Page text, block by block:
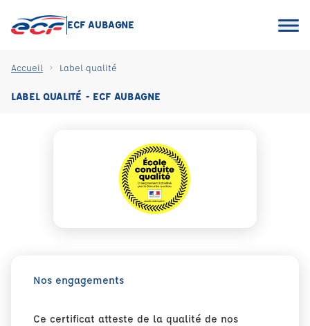
ECF AUBAGNE
Accueil Label qualité
LABEL QUALITÉ - ECF AUBAGNE
Nos engagements
Ce certificat atteste de la qualité de nos